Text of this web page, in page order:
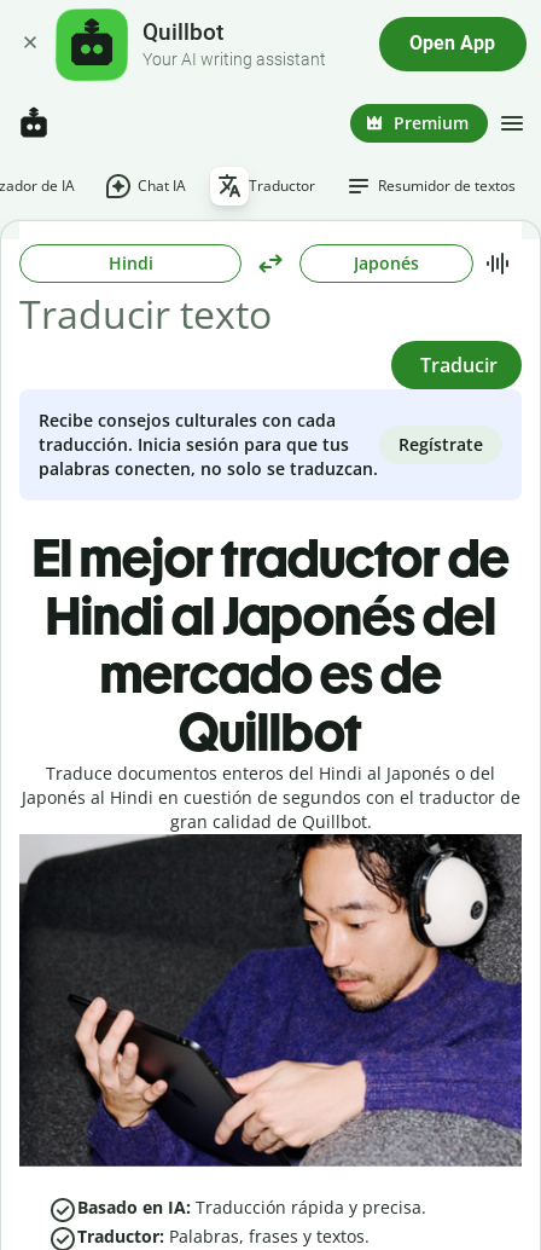
Quillbot
Your AI writing assistant
Open App
Premium
de IA Chat IA Traductor Resumidor de textos
Hindi Japonés
Traducir
Recibe consejos culturales con cada
traducción. Inicia sesión para que tus
palabras conecten, no solo se traduzcan.
Regístrate
El mejor traductor de
Hindi al Japonés del
mercado es de
Quillbot
Traduce documentos enteros del Hindi al Japonés o del
Japonés al Hindi en cuestión de segundos con el traductor de
gran calidad de Quillbot.
Basado en IA: Traducción rápida y precisa.
Traductor: Palabras, frases y textos.